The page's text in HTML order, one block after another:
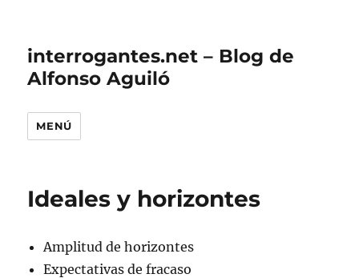
interrogantes.net – Blog de
Alfonso Aguiló
MENÚ
Ideales y horizontes
Amplitud de horizontes
Expectativas de fracaso